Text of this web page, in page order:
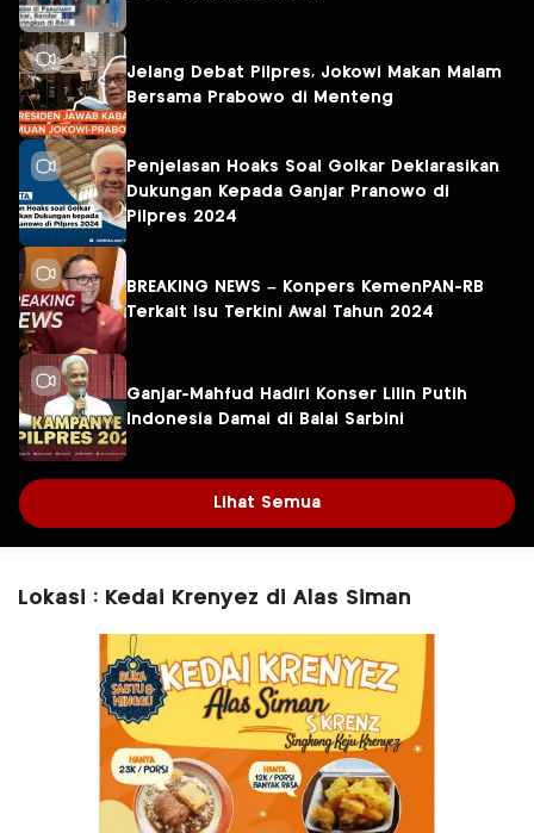
Jelang Debat Pilpres, Jokowi Makan Malam
Bersama Prabowo di Menteng
Penjelasan Hoaks Soal Golkar Deklarasikan
Dukungan Kepada Ganjar Pranowo di
Pilpres 2024
BREAKING NEWS – Konpers KemenPAN-RB
Terkait Isu Terkini Awal Tahun 2024
Ganjar-Mahfud Hadiri Konser Lilin Putih
Indonesia Damai di Balai Sarbini
Lihat Semua
Lokasi : Kedai Krenyez di Alas Siman